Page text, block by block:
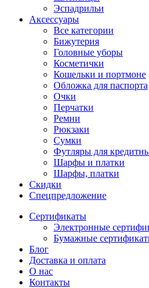
Эспадрильи
Аксессуары
Все категории
Бижутерия
Головные уборы
Косметички
Кошельки и портмоне
Обложка для паспорта
Очки
Перчатки
Ремни
Рюкзаки
Сумки
Футляры для
Шарфы и платки
Шарфы, платки
Скидки
Спецпредложение
Сертификаты
Электронные
Бумажные
Блог
Доставка и оплата
О нас
Контакты